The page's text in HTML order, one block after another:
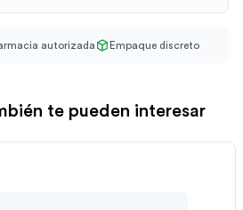
autorizada Empaque discreto
te pueden interesar